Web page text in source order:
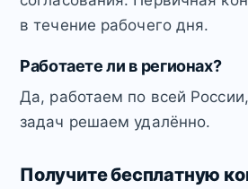
в течение рабочего дня.
Работаете ли в регионах?
Да, работаем по всей
задач решаем удалённо.
Получите бесплатную